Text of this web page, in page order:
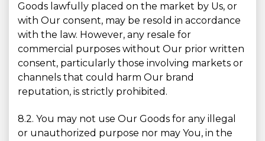
Goods lawfully placed on the market by Us, or
with Our consent, may be resold in accordance
with the law. However, any resale for
commercial purposes without Our prior written
consent, particularly those involving markets or
channels that could harm Our brand
reputation, is strictly prohibited.
8.2. You may not use Our Goods for any illegal
or unauthorized purpose nor may You, in the